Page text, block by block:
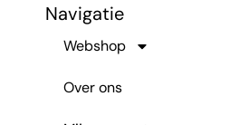
Navigatie
Webshop
Over ons